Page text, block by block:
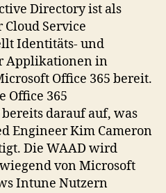
Directory ist als
Service
Identitäts- und
Applikationen in
Office 365 bereit.
Office 365
darauf auf, was
Engineer Kim Cameron
Die WAAD wird
von Microsoft
Intune Nutzern